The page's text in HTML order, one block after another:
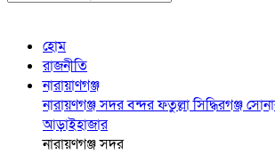
হোম
রাজনীতি
নারায়াণগঞ্জ
নারায়ণগঞ্জ সদরবন্দরফতুল্লাসিদ্ধিরগঞ্জ
আড়াইহাজার
নারায়ণগঞ্জ সদর